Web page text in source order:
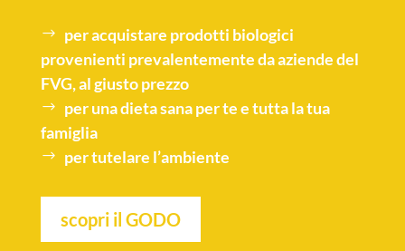
per acquistare prodotti biologici
provenienti prevalentemente da aziende del
FVG, al giusto prezzo
per unadieta sanaper te e tutta la tua
famiglia
per tutelare l’ambiente
scopri il GODO